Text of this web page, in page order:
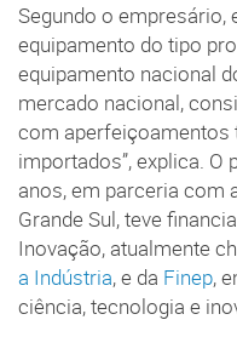
Segundo o empresário,
equipamento do tipo
equipamento nacional
mercado nacional,
com aperfeiçoamentos
importados”, explica. O
anos, em parceria com
Grande Sul, teve
Inovação, atualmente
a Indústria, e da Finep,
ciência, tecnologia e